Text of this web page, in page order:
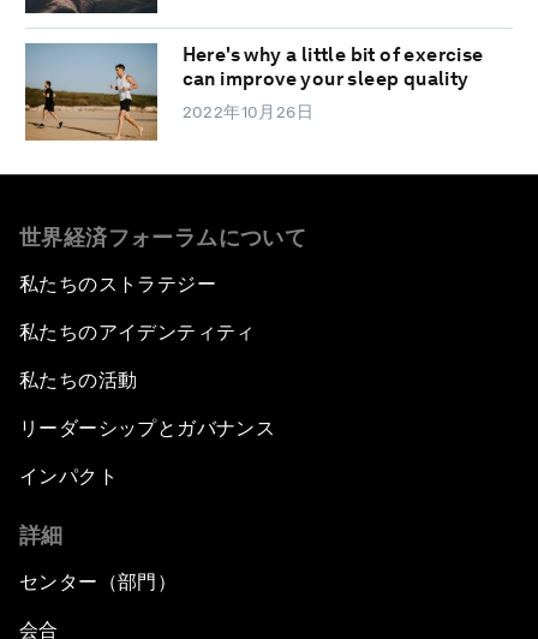
Here's why a little bit of exercise
can improve your sleep quality
2022年10月26日
世界経済フォーラムについて
私たちのストラテジー
私たちのアイデンティティ
私たちの活動
リーダーシップとガバナンス
インパクト
詳細
センター（部門）
会合